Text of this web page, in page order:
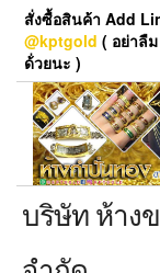
Skip
content
สั่งซื้อสินค้า Add
@kptgold ( อย่าลื
ด้่วยนะ )
บริษัท ห้าง